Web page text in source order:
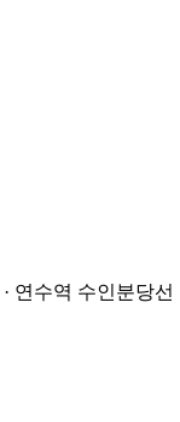
· 연수역 수인분당선